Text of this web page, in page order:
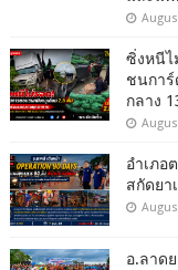
ซิ่งหนีไ
ชนการ์
กลาง
อำเภอ
สกัดยา
อ.ลาด